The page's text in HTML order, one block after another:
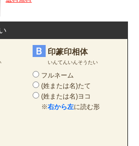
Ｂ 印篆印相体
いんてんいんそうたい
フルネーム
(姓または名)たて
(姓または名)ヨコ
※右から左に読む形